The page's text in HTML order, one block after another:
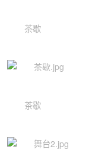
茶歇
茶歇